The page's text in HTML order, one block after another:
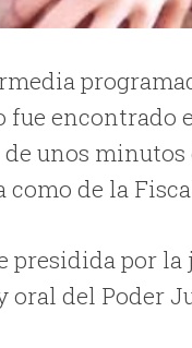
fue
unos
como de la
presidida por
oral del Poder